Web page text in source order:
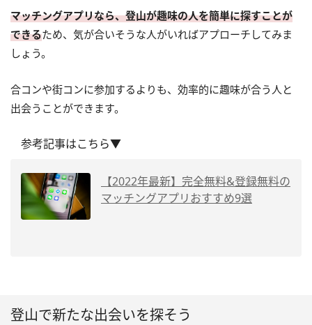
マッチングアプリなら、登山が趣味の人を簡単に探すことが
できるため、気が合いそうな人がいればアプローチしてみま
しょう。
合コンや街コンに参加するよりも、効率的に趣味が合う人と
出会うことができます。
参考記事はこちら▼
【2022年最新】完全無料&登録無料の
マッチングアプリおすすめ9選
登山で新たな出会いを探そう